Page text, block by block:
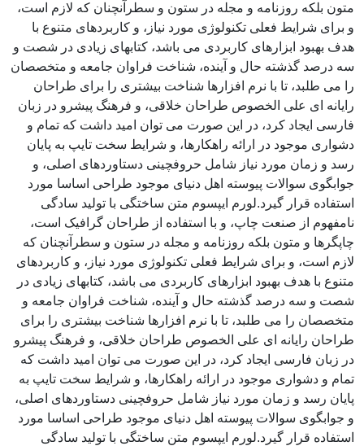
متون بلکه روزنامه و مجله در ستون و سطرآنچنان که لازم است،
و برای شرایط فعلی تکنولوژی مورد نیاز، و کاربردهای متنوع با
هدف بهبود ابزارهای کاربردی می باشد، کتابهای زیادی در شصت و
سه درصد گذشته حال و آینده، شناخت فراوان جامعه و متخصصان
را می طلبد، تا با نرم افزارها شناخت بیشتری را برای طراحان
رایانه ای علی الخصوص طراحان خلاقی، و فرهنگ پیشرو در زبان
فارسی ایجاد کرد، در این صورت می توان امید داشت که تمام و
دشواری موجود در ارائه راهکارها، و شرایط سخت تایپ به پایان
رسد و زمان مورد نیاز شامل حروفچینی دستاوردهای اصلی، و
جوابگوی سوالات پیوسته اهل دنیای موجود طراحی اساسا مورد
استفاده قرار گیرد.لورم ایپسوم متن ساختگی با تولید سادگی
نامفهوم از صنعت چاپ، و با استفاده از طراحان گرافیک است،
چاپگرها و متون بلکه روزنامه و مجله در ستون و سطرآنچنان که
لازم است، و برای شرایط فعلی تکنولوژی مورد نیاز، و کاربردهای
متنوع با هدف بهبود ابزارهای کاربردی می باشد، کتابهای زیادی در
شصت و سه درصد گذشته حال و آینده، شناخت فراوان جامعه و
متخصصان را می طلبد، تا با نرم افزارها شناخت بیشتری را برای
طراحان رایانه ای علی الخصوص طراحان خلاقی، و فرهنگ پیشرو
در زبان فارسی ایجاد کرد، در این صورت می توان امید داشت که
تمام و دشواری موجود در ارائه راهکارها، و شرایط سخت تایپ به
پایان رسد و زمان مورد نیاز شامل حروفچینی دستاوردهای اصلی،
و جوابگوی سوالات پیوسته اهل دنیای موجود طراحی اساسا مورد
استفاده قرار گیرد.لورم ایپسوم متن ساختگی با تولید سادگی